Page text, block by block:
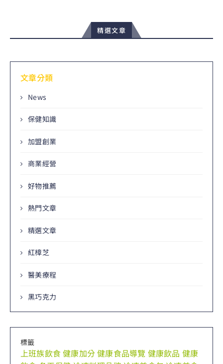
精選文章
文章分類
News
保健知識
加盟創業
商業經營
好物推薦
熱門文章
精選文章
紅樟芝
醫美療程
黑巧克力
標籤
上班族飲食健康加分健康食品導覽 健康飲品 健康